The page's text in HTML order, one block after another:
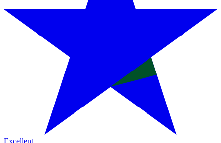
Excellent